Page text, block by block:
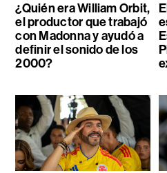
¿Quién era William Orbit,
el productor que trabajó
con Madonna y ayudó a
definir el sonido de los
2000?